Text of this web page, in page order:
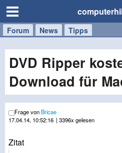
Forum News Tipps
Handy
Tablet
Windows
Mac
DVD Ripper
Download für
Frage vonBricae
17.04.14, 10:52:16 | 3396x gelesen
Zitat